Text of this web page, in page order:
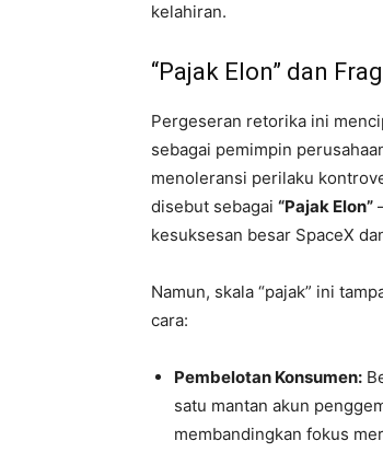
kelahiran.
“Pajak Elon” dan
Pergeseran retorika ini
sebagai pemimpin
menoleransi perilaku
disebut sebagai “Pajak Elon”
kesuksesan besar SpaceX
Namun, skala “pajak” ini
cara:
Pembelotan Konsumen:
satu mantan akun
membandingkan fokus